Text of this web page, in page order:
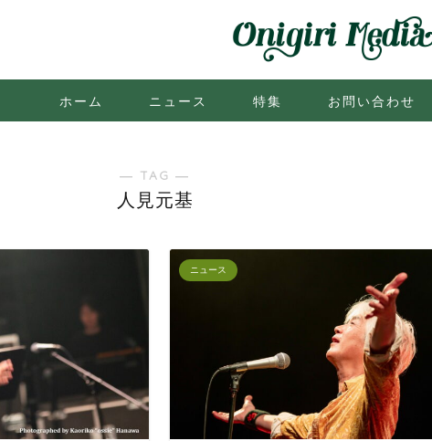
ホーム ニュース 特集 お問い合わせ
― TAG ―
人見元基
ニュース